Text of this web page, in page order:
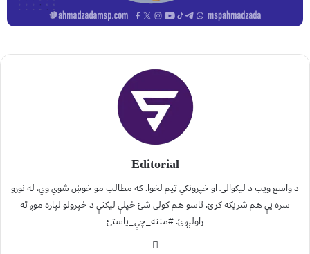
Editorial
د واسع ویب د لیکوالۍ او خپرونکي ټیم لخوا. که مطالب مو خوښ شوي وي، له نورو
سره یې هم شریکه کړئ. تاسو هم کولی شئ خپلې لیکنې د خپرولو لپاره موږ ته
راولېږئ. #مننه_چې_یاستئ